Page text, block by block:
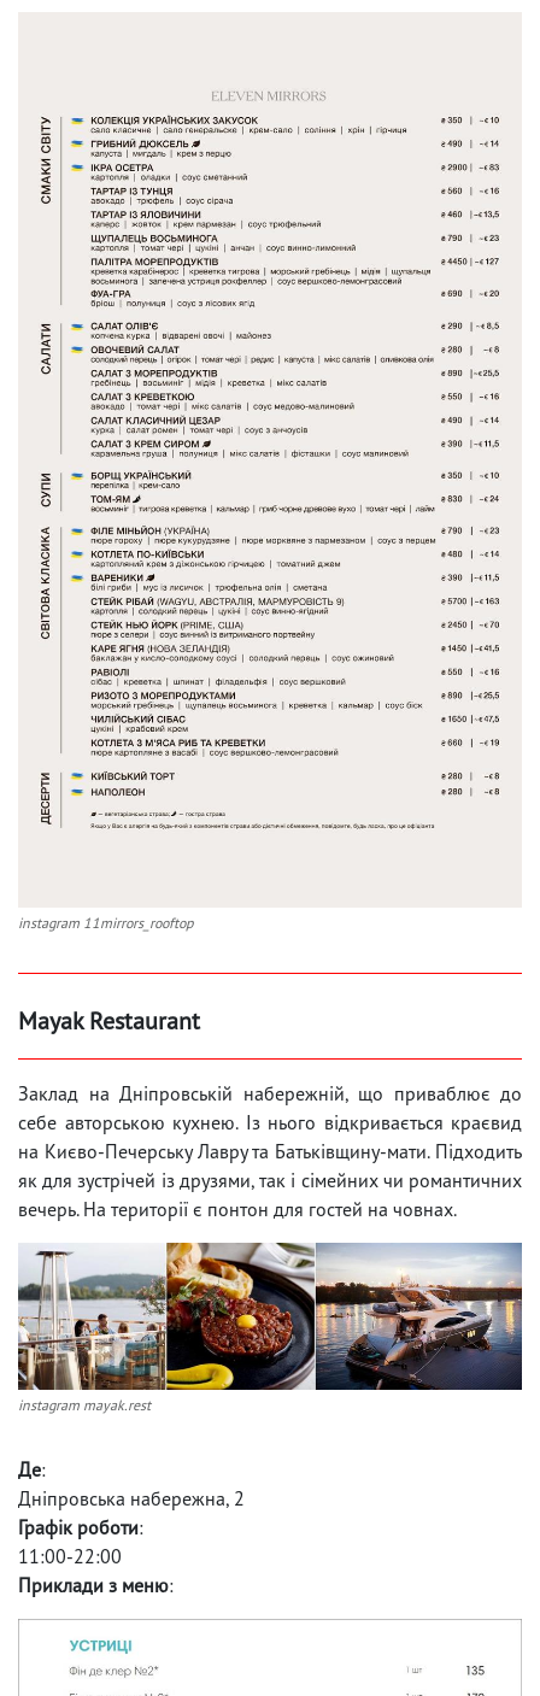
instagram 11mirrors_rooftop
Mayak Restaurant
Заклад на Дніпровській набережній, що приваблює до
себе авторською кухнею. Із нього відкривається краєвид
на Києво-Печерську Лавру та Батьківщину-мати. Підходить
як для зустрічей із друзями, так і сімейних чи романтичних
вечерь. На території є понтон для гостей на човнах.
instagram mayak.rest
Де:
Дніпровська набережна, 2
Графік роботи:
11:00-22:00
Приклади з меню: